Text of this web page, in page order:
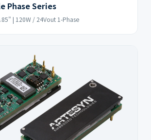
Phase Series
| 120W / 24Vout 1-Phase